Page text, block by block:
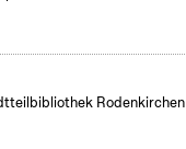
Rodenkirchen